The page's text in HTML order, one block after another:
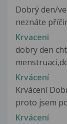
Dobrý den/
neznáte
Krvaceni
dobry den
Krvácení
Krvácení
proto jsem
Krvácení